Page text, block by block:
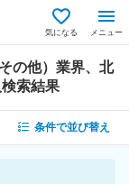
気になる メニュー
の他）業界、北
索結果
条件で並び替え